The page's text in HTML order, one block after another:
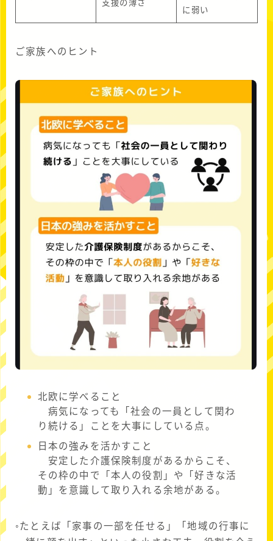
支援の薄さ
に弱い
ご家族へのヒント
北欧に学べること
病気になっても「社会の一員として関わ
り続ける」ことを大事にしている点。
日本の強みを活かすこと
安定した介護保険制度があるからこそ、
その枠の中で「本人の役割」や「好きな活
動」を意識して取り入れる余地がある。
◦たとえば「家事の一部を任せる」「地域の行事に